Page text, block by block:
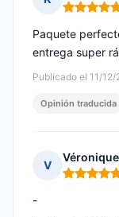
Nota: 5 de
Publicado el 11/
Paquete
entrega super
Opinión traducida
V
Véronique
Nota: 5 de
-